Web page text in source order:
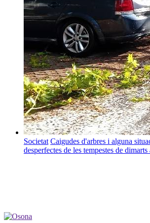
Societat Caigudes d'arbres i alguna
desperfectes de les tempestes de dimarts